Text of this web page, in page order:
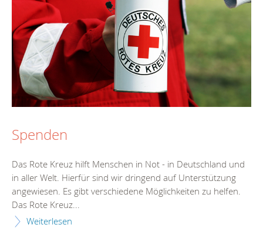
Spenden
Das Rote Kreuz hilft Menschen in Not - in Deutschland und
in aller Welt. Hierfür sind wir dringend auf Unterstützung
angewiesen. Es gibt verschiedene Möglichkeiten zu helfen.
Das Rote Kreuz...
Weiterlesen